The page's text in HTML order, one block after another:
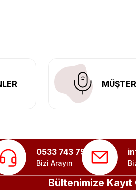
yerine güvenli kargo ile teslimat
0533 743 75 56
Bizi Arayın
Bültenimize